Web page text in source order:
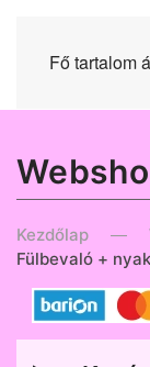
Fő tartalom
Kezdőlap
Fülbevaló +